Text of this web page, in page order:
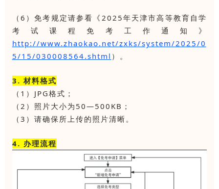
（6）免考规定请参看《2025年天津市高等教育自学
考试课程免考工作通知》
http://www.zhaokao.net/zxks/system/2025/0
5/15/030008564.shtml ）。
3. 材料格式
（1）JPG格式；
（2）照片大小为50—500KB；
（3）请确保所上传的照片清晰。
4. 办理流程